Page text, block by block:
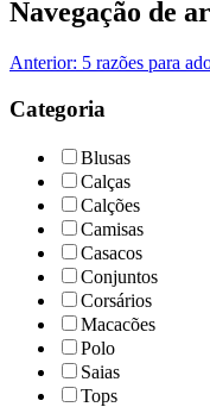
Navegação de
Anterior: 5 razões para
Categoria
Blusas
Calças
Calções
Camisas
Casacos
Conjuntos
Corsários
Macacões
Polo
Saias
Tops